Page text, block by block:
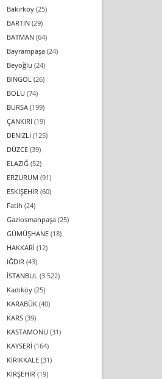
Bakırköy(25)
BARTIN(29)
BATMAN(64)
Bayrampaşa(24)
Beyoğlu (24)
BİNGÖL (26)
BOLU (74)
BURSA(199)
ÇANKIRI (19)
DENİZLİ (125)
DÜZCE(39)
ELAZIĞ(52)
ERZURUM (91)
ESKİŞEHİR (60)
Fatih (24)
Gaziosmanpaşa(25)
GÜMÜŞHANE(18)
HAKKARİ (12)
IĞDIR (43)
İSTANBUL (3.522)
Kadıköy(25)
KARABÜK(40)
KARS(39)
KASTAMONU (31)
KAYSERİ (164)
KIRIKKALE(31)
KIRŞEHİR (19)